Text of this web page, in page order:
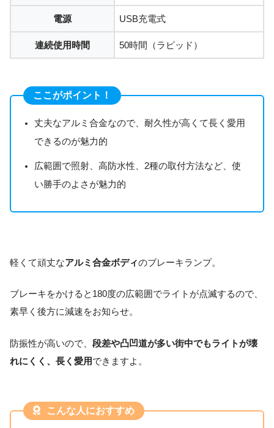
電源 USB充電式
連続使用時間 50時間（ラピッド）
ここがポイント！
丈夫なアルミ合金なので、耐久性が高くて長く愛用
できるのが魅力的
広範囲で照射、高防水性、2種の取付方法など、使
い勝手のよさが魅力的
軽くて頑丈なアルミ合金ボディのブレーキランプ。
ブレーキをかけると180度の広範囲でライトが点滅するので、
素早く後方に減速をお知らせ。
防振性が高いので、 段差や凸凹道が多い街中でもライトが壊
れにくく、長く愛用できますよ。
こんな人におすすめ